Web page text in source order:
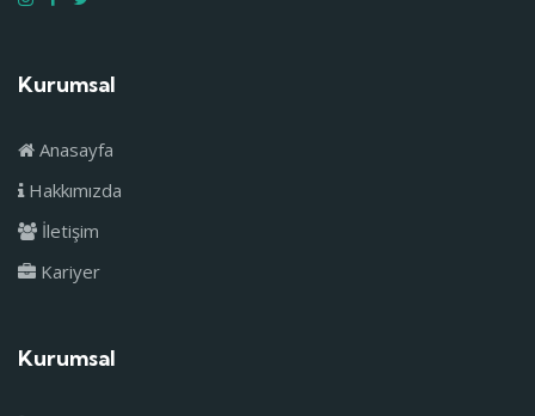
Kurumsal
Anasayfa
Hakkımızda
İletişim
Kariyer
Kurumsal